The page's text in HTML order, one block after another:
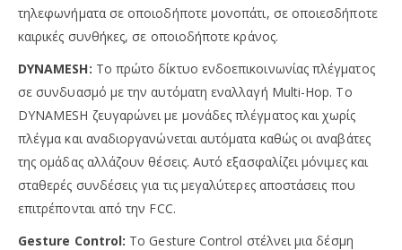
τηλεφωνήματα σε οποιοδήποτε μονοπάτι, σε οποιεσδήποτε
καιρικές συνθήκες, σε οποιοδήποτε κράνος.
DYNAMESH: Το πρώτο δίκτυο ενδοεπικοινωνίας πλέγματος
σε συνδυασμό με την αυτόματη εναλλαγή Multi-Hop. Το
DYNAMESH ζευγαρώνει με μονάδες πλέγματος και χωρίς
πλέγμα και αναδιοργανώνεται αυτόματα καθώς οι αναβάτες
της ομάδας αλλάζουν θέσεις. Αυτό εξασφαλίζει μόνιμες και
σταθερές συνδέσεις για τις μεγαλύτερες αποστάσεις που
επιτρέπονται από την FCC.
Gesture Control: Το Gesture Control στέλνει μια δέσμη